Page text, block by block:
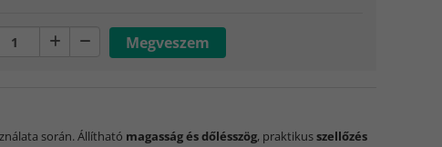
során. Állítható magasság és dőlésszög, praktikusszellőzés